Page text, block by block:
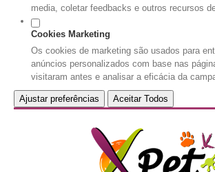
media, coletar feedbacks e outros recursos
Cookies Marketing
Os cookies de marketing são usados para
anúncios personalizados com base nas
visitaram antes e analisar a eficácia da
Ajustar preferências Aceitar Todos